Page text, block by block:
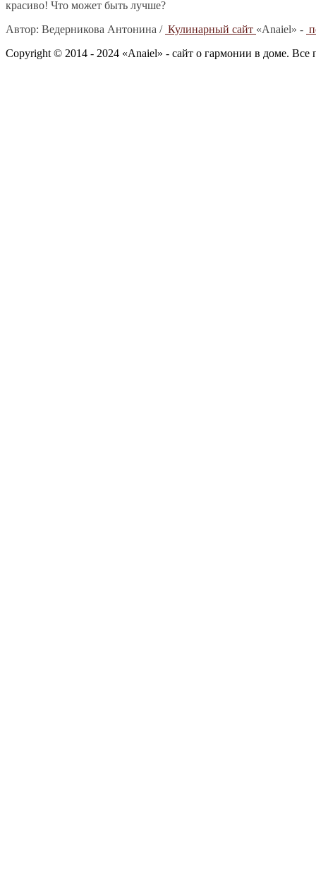
красиво! Что может быть лучше?
Автор: Ведерникова Антонина / Кулинарный сайт «Anaiel» -
Copyright © 2014 - 2024 «Anaiel» - сайт о гармонии в доме.